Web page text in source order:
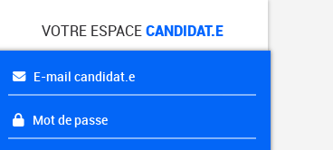
VOTRE ESPACECANDIDAT.E
E-mail candidat.e
Mot de passe